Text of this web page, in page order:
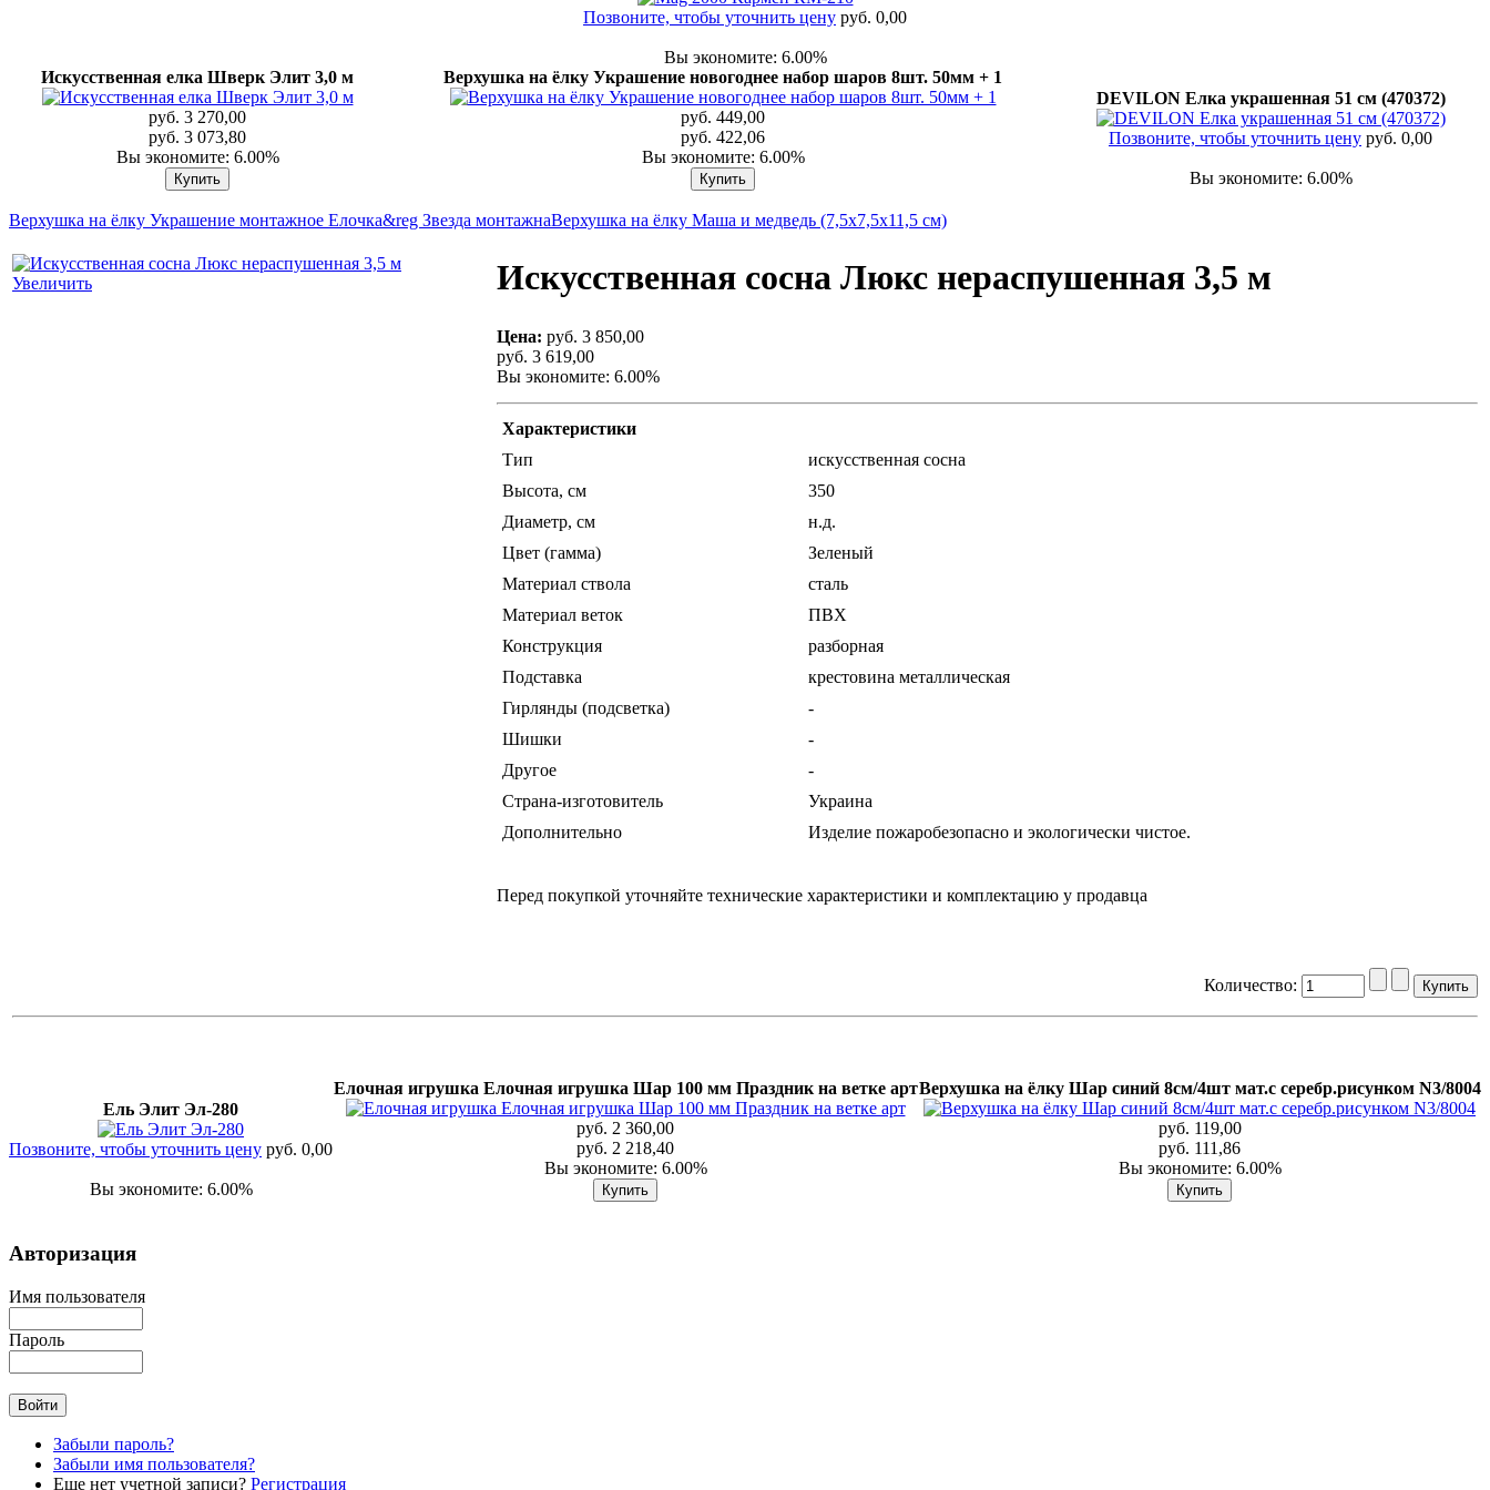
Позвоните, чтобы уточнить цену руб. 0,00
Вы экономите: 6.00%
Искусственная елка Шверк Элит 3,0 м
руб. 3 270,00
руб. 3 073,80
Вы экономите: 6.00%
Верхушка на ёлку Украшение новогоднее набор шаров 8шт. 50мм + 1
руб. 449,00
руб. 422,06
Вы экономите: 6.00%
DEVILON Елка украшенная 51 см (470372)
Позвоните, чтобы уточнить цену руб. 0,00
Вы экономите: 6.00%
Верхушка на ёлку Украшение монтажное Елочка&reg Звезда монтажнаВерхушка на ёлку Маша и медведь (7,5х7,5х11,5 см)
Увеличить Искусственная сосна Люкс нераспушенная 3,5 м
Цена: руб. 3 850,00
руб. 3 619,00
Вы экономите: 6.00%
Характеристики
Тип
искусственная сосна
Высота, см
350
Диаметр, см
н.д.
Цвет (гамма)
Зеленый
Материал ствола
сталь
Материал веток
ПВХ
Конструкция
разборная
Подставка
крестовина металлическая
Гирлянды (подсветка)
-
Шишки
-
Другое
-
Страна-изготовитель
Украина
Дополнительно
Изделие пожаробезопасно и экологически чистое.
Перед покупкой уточняйте технические характеристики и комплектацию у продавца
Количество:
Ель Элит Эл-280
Позвоните, чтобы уточнить цену руб. 0,00
Вы экономите: 6.00%
Елочная игрушка Елочная игрушка Шар 100 мм Праздник на ветке арт
руб. 2 360,00
руб. 2 218,40
Вы экономите: 6.00%
Верхушка на ёлку Шар синий 8см/4шт мат.с серебр.рисунком N3/8004
руб. 119,00
руб. 111,86
Вы экономите: 6.00%
Авторизация
Имя пользователя
Пароль
Забыли пароль?
Забыли имя пользователя?
Еще нет учетной записи? Регистрация